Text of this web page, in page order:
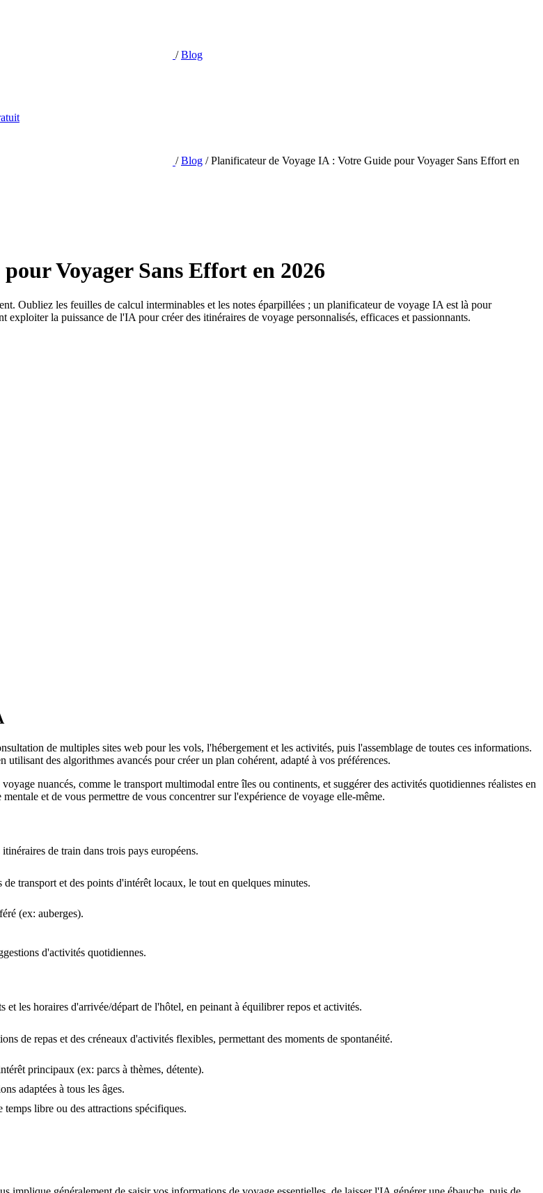
/ Blog
/ Blog / Planificateur de Voyage IA : Votre Guide pour Voyager Sans Effort en
Voyager Sans Effort en 2026
Oubliez les feuilles de calcul interminables et les notes éparpillées ; un planificateur de voyage IA est là pour
la puissance de l'IA pour créer des itinéraires de voyage personnalisés, efficaces et passionnants.
de multiples sites web pour les vols, l'hébergement et les activités, puis l'assemblage de toutes ces informations.
des algorithmes avancés pour créer un plan cohérent, adapté à vos préférences.
nuancés, comme le transport multimodal entre îles ou continents, et suggérer des activités quotidiennes réalistes en
et de vous permettre de vous concentrer sur l'expérience de voyage elle-même.
de train dans trois pays européens.
transport et des points d'intérêt locaux, le tout en quelques minutes.
(ex: auberges).
d'activités quotidiennes.
les horaires d'arrivée/départ de l'hôtel, en peinant à équilibrer repos et activités.
de repas et des créneaux d'activités flexibles, permettant des moments de spontanéité.
principaux (ex: parcs à thèmes, détente).
adaptées à tous les âges.
libre ou des attractions spécifiques.